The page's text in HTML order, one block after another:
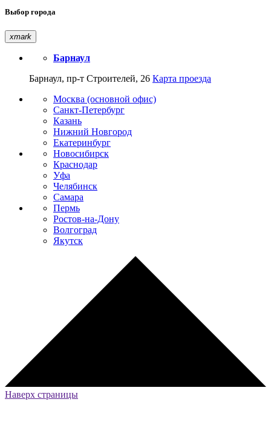
Выбор города
xmark
Барнаул
Барнаул, пр-т Строителей, 26 Карта проезда
Москва (основной офис)
Санкт-Петербург
Казань
Нижний Новгород
Екатеринбург
Новосибирск
Краснодар
Уфа
Челябинск
Самара
Пермь
Ростов-на-Дону
Волгоград
Якутск
Наверх страницы